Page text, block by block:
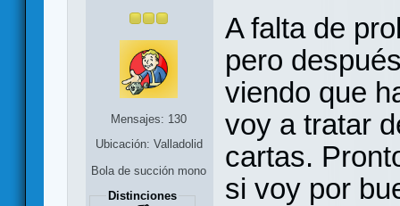
Mensajes: 130
Ubicación: Valladolid
Bola de succión mono
Distinciones
A falta de
pero
viendo que
voy a tratar
cartas.
si voy por